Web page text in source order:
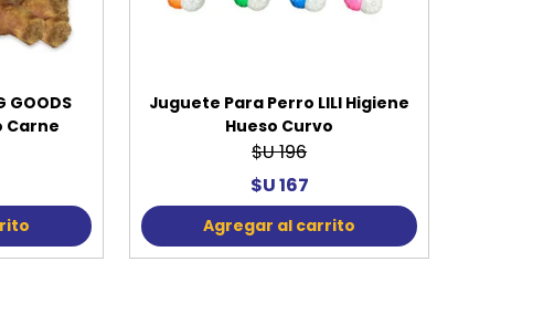
GOODS
Carne
Juguete Para Perro LILI Higiene
Hueso Curvo
$U 196
$U 167
Agregar al carrito